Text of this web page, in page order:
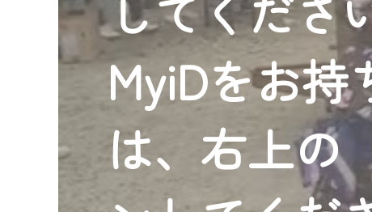
MyiDをお持
は、右上の
【ご注意】
2024年9月24日からはご加入者
『CCNet Web TV』を利用いた
CCNetサービスへの加入と『
何卒、ご理解ご了承の程よろしく
※マイページへのログインには、
※MyIDとは、CCNet Web TVを含
IDはお客様が使っているメール